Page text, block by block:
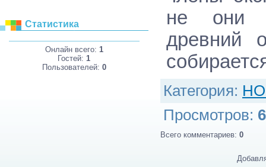
Статистика
Онлайн всего: 1
Гостей:1
Пользователей: 0
не они
древний
Категория:
Просмотров:
Всего комментариев: 0